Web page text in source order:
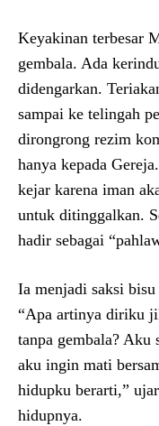
Keyakinan terbesar
gembala. Ada
didengarkan.
sampai ke telingah
dirongrong rezim
hanya kepada
kejar karena iman
untuk ditinggalkan.
hadir sebagai
Ia menjadi saksi
“Apa artinya diriku
tanpa gembala? Aku
aku ingin mati
hidupku berarti,”
hidupnya.